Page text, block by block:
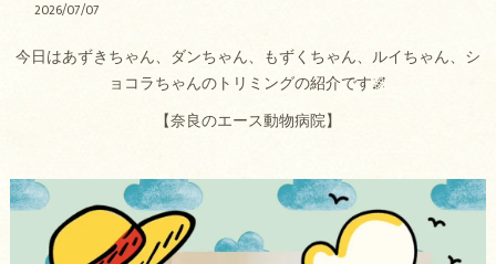
2026/07/07
今日はあずきちゃん、ダンちゃん、もずくちゃん、ルイちゃん、シ
ョコラちゃんのトリミングの紹介です🌌
【奈良のエース動物病院】